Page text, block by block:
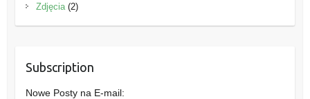
Zdjęcia(2)
Subscription
Nowe Posty na E-mail: